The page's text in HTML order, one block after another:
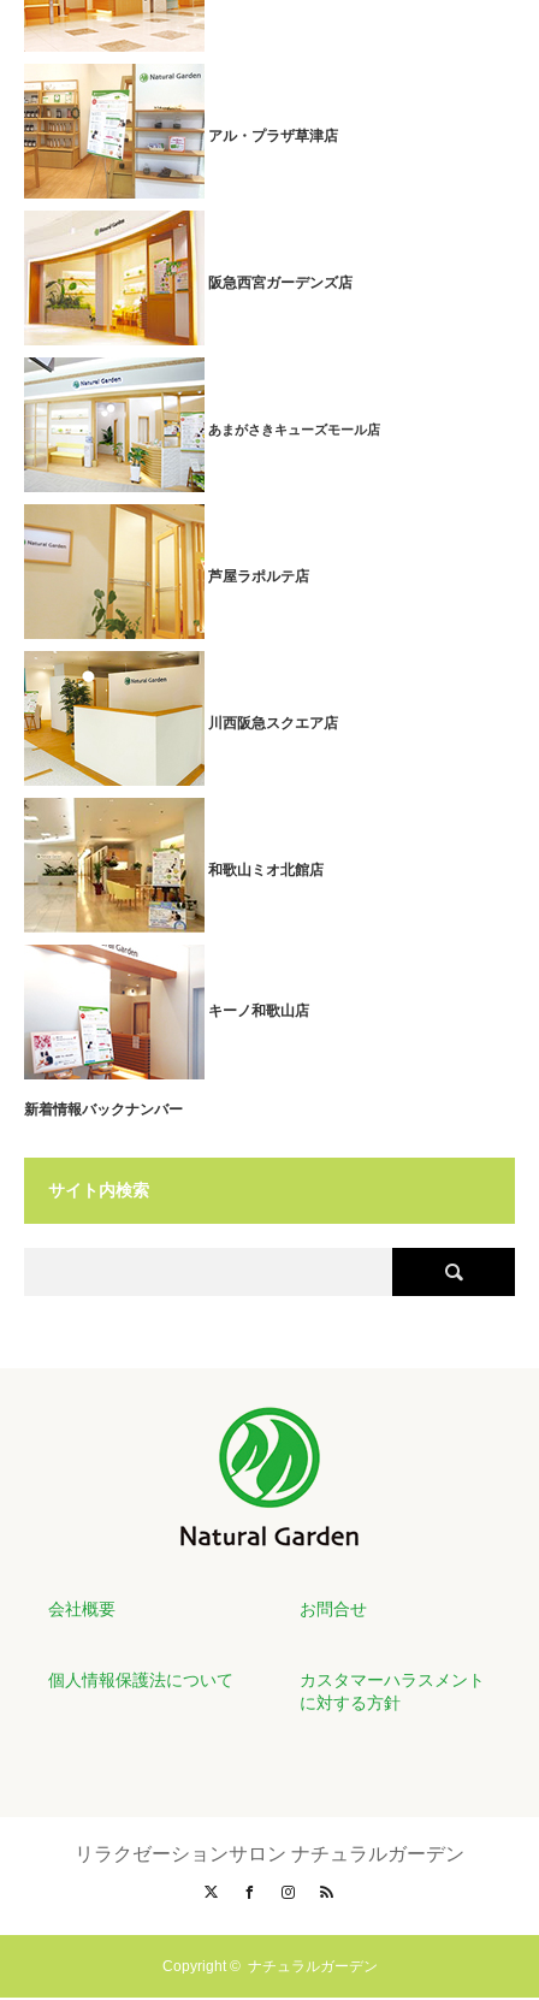
アル・プラザ草津店
阪急西宮ガーデンズ店
あまがさきキューズモール店
芦屋ラポルテ店
川西阪急スクエア店
和歌山ミオ北館店
キーノ和歌山店
新着情報バックナンバー
サイト内検索
会社概要 お問合せ
個人情報保護法について
カスタマーハラスメント
に対する方針
リラクゼーションサロン ナチュラルガーデン
FacebookInstagram
Copyright © ナチュラルガーデン